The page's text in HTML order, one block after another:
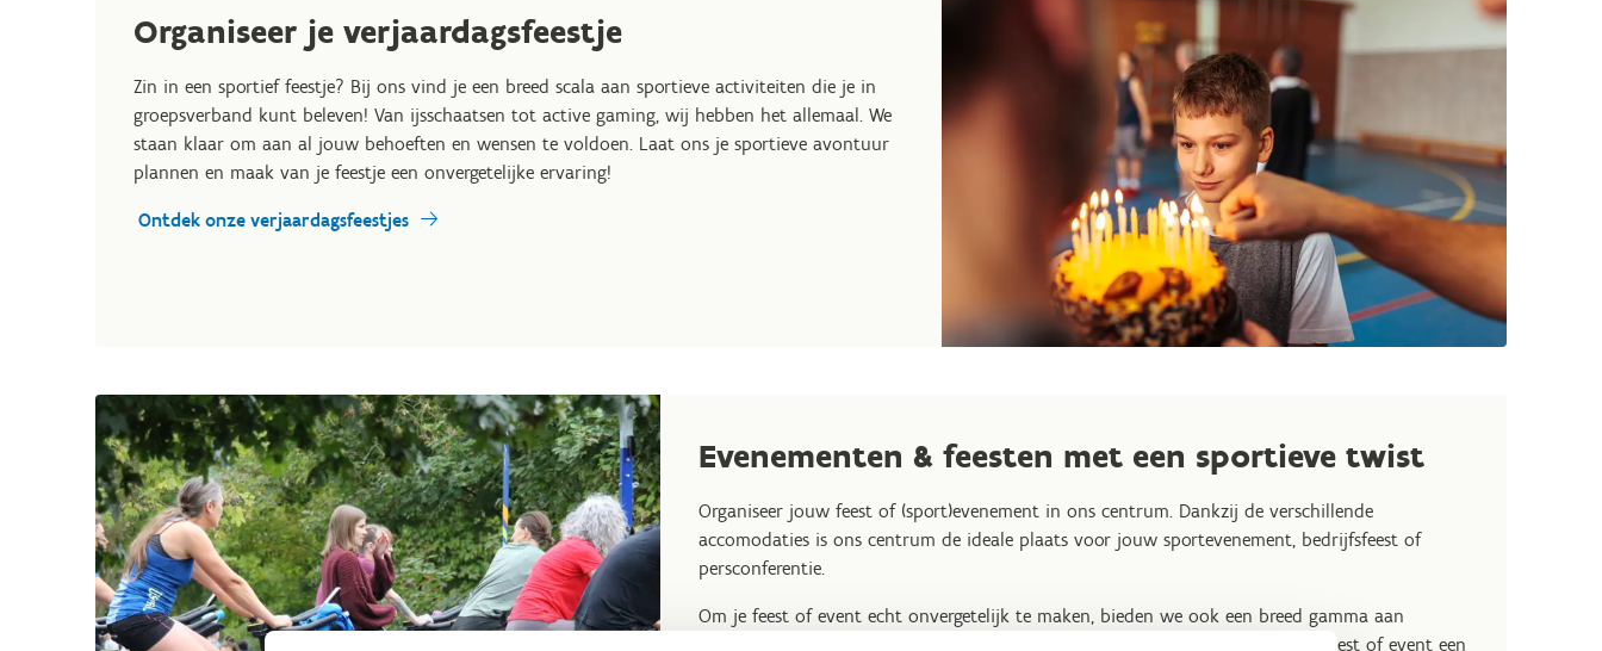
Organiseer je verjaardagsfeestje
Zin in een sportief feestje? Bij ons vind je een breed scala aan sportieve activiteiten die je in
groepsverband kunt beleven! Van ijsschaatsen tot active gaming, wij hebben het allemaal. We
staan klaar om aan al jouw behoeften en wensen te voldoen. Laat ons je sportieve avontuur
plannen en maak van je feestje een onvergetelijke ervaring!
Ontdek onze verjaardagsfeestjes
Evenementen & feesten met een sportieve twist
Organiseer jouw feest of (sport)evenement in ons centrum. Dankzij de verschillende
accomodaties is ons centrum de ideale plaats voor jouw sportevenement, bedrijfsfeest of
persconferentie.
Om je feest of event echt onvergetelijk te maken, bieden we ook een breed gamma aan
sportieve activiteiten aan om je programma te vervolledigen. Zo wordt jouw feest of event een